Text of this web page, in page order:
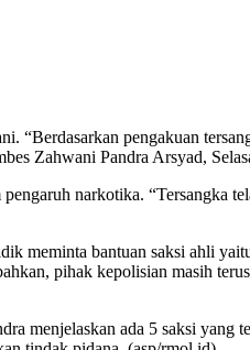
“Berdasarkan pengakuan
Zahwani Pandra Arsyad,
narkotika. “Tersangka
meminta bantuan saksi ahli
pihak kepolisian masih
menjelaskan ada 5 saksi yang